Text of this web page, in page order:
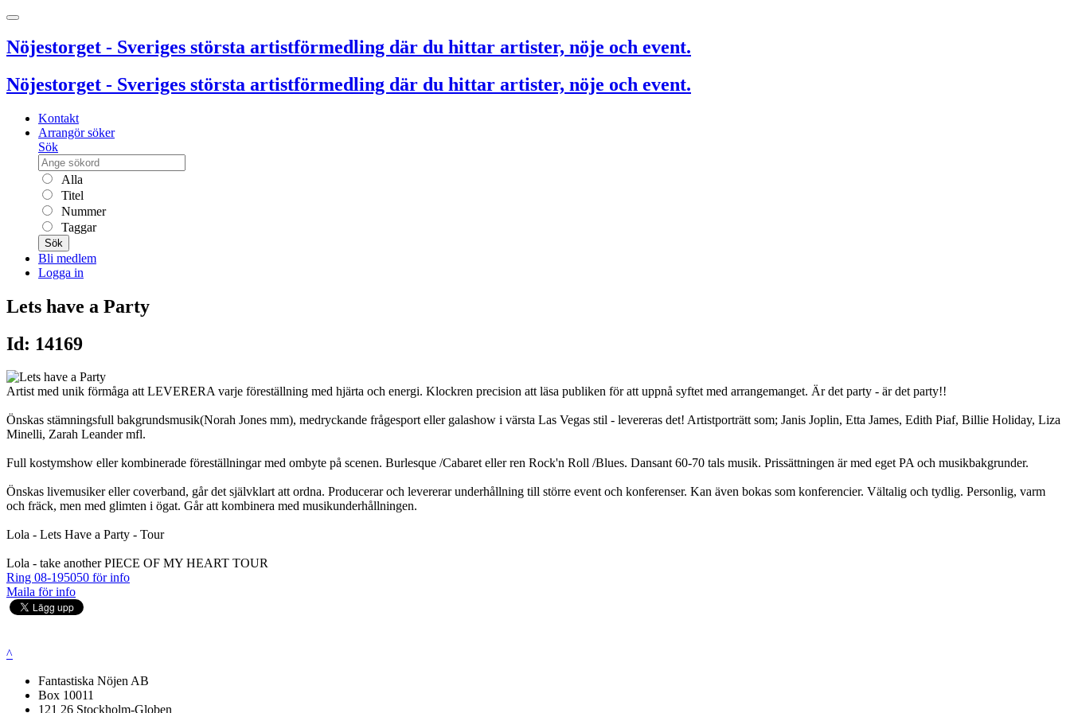
Nöjestorget - Sveriges största artistförmedling där du hittar artister, nöje och event.
Nöjestorget - Sveriges största artistförmedling där du hittar artister, nöje och event.
Kontakt
Arrangör söker
Sök
Alla
Titel
Nummer
Taggar
Sök
Bli medlem
Logga in
Lets have a Party
Id: 14169
Artist med unik förmåga att LEVERERA varje föreställning med hjärta och energi. Klockren precision att läsa publiken för att uppnå syftet med arrangemanget. Är det party - är det party!!
Önskas stämningsfull bakgrundsmusik(Norah Jones mm), medryckande frågesport eller galashow i värsta Las Vegas stil - levereras det! Artistporträtt som; Janis Joplin, Etta James, Edith Piaf, Billie Holiday, Liza
Minelli, Zarah Leander mfl.
Full kostymshow eller kombinerade föreställningar med ombyte på scenen. Burlesque /Cabaret eller ren Rock'n Roll /Blues. Dansant 60-70 tals musik. Prissättningen är med eget PA och musikbakgrunder.
Önskas livemusiker eller coverband, går det självklart att ordna. Producerar och levererar underhållning till större event och konferenser. Kan även bokas som konferencier. Vältalig och tydlig. Personlig, varm
och fräck, men med glimten i ögat. Går att kombinera med musikunderhållningen.
Lola - Lets Have a Party - Tour
Lola - take another PIECE OF MY HEART TOUR
Ring 08-195050 för info
Maila för info
^
Fantastiska Nöjen AB
Box 10011
121 26 Stockholm-Globen